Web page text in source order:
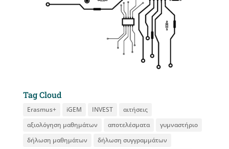
Tag Cloud
Erasmus+ iGEM INVEST
αιτήσεις
αξιολόγηση μαθημάτων
αποτελέσματα
γυμναστήριο
δήλωση μαθημάτων
δήλωση συγγραμμάτων